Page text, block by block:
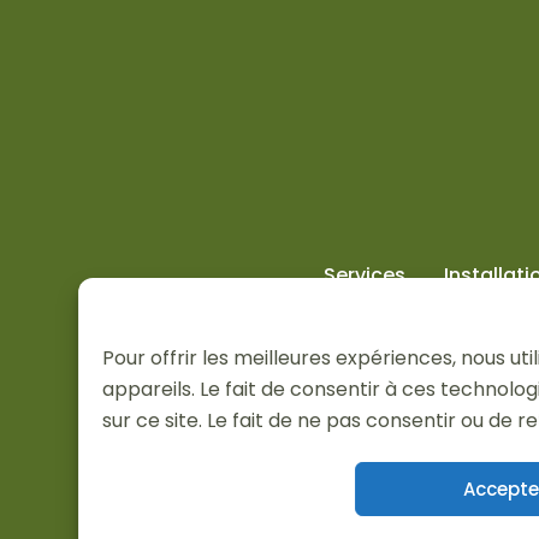
Pour offrir les meilleures expériences, nous
appareils. Le fait de consentir à ces
sur ce site. Le fait de ne pas consentir ou
Services